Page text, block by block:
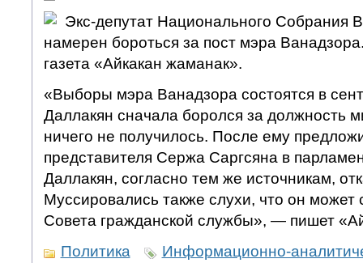
Экс-депутат Национального Собрания
намерен бороться за пост мэра
газета «Айкакан жаманак».
«Выборы мэра Ванадзора состоятся в
Даллакян сначала боролся за должность
ничего не получилось. После ему
представителя Сержа Саргсяна в
Даллакян, согласно тем же источникам,
Муссировались также слухи, что он может
Совета гражданской службы», — пишет
Политика
Информационно-